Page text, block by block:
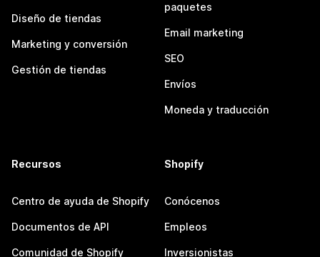
Diseño de tiendas
Marketing y conversión
Gestión de tiendas
paquetes
Email marketing
SEO
Envíos
Moneda y traducción
Recursos
Centro de ayuda de Shopify
Documentos de API
Comunidad de Shopify
Shopify
Conócenos
Empleos
Inversionistas